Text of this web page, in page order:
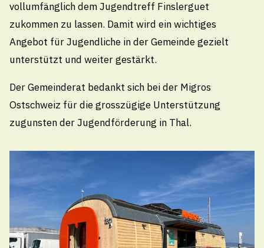
vollumfänglich dem Jugendtreff Finslerguet
zukommen zu lassen. Damit wird ein wichtiges
Angebot für Jugendliche in der Gemeinde gezielt
unterstützt und weiter gestärkt.
Der Gemeinderat bedankt sich bei der Migros
Ostschweiz für die grosszügige Unterstützung
zugunsten der Jugendförderung in Thal.
Vormittags
Nachmittags
Termine ausserhalb der Öffnungszeiten nach
Vereinbarung
Schule
Technische Betriebe
Tourismus
Hafen